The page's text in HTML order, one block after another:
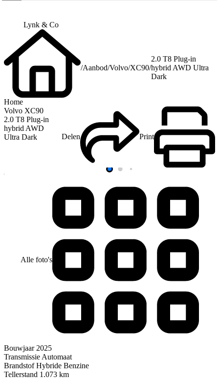
Lynk & Co
Home
/Aanbod/Volvo/XC90/
2.0 T8 Plug-in
hybrid AWD Ultra
Dark
Volvo XC90
2.0 T8 Plug-in
hybrid AWD
Ultra Dark
Delen Print
Alle foto's
Bouwjaar 2025
Transmissie Automaat
Brandstof Hybride Benzine
Tellerstand 1.073 km